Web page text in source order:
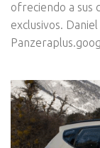
ofreciendo a sus
exclusivos. Daniel